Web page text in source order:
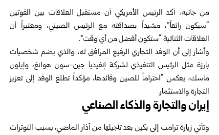
من جانبه، أكد الرئيس الأمريكي أن مستقبل العلاقات بين القوتين
“سيكون رائعاً”، مشيداً بصداقته مع الرئيس الصيني، ومعتبراً أن
العلاقات الثنائية “ستكون أفضل من أي وقت”.
وأشار إلى أن الوفد التجاري الرفيع المرافق له، والذي يضم شخصيات
بارزة مثل الرئيس التنفيذي لشركة إنفيديا جين-سون هوانغ، وإيلون
ماسك، يعكس “احتراماً للصين وقائدها، مؤكداً تطلع الوفد إلى تعزيز
التجارة والاستثمار.
إيران والتجارة والذكاء الصناعي
وتأتي زيارة ترامب إلى بكين بعد تأجيلها من آذار الماضي، بسبب التوترات